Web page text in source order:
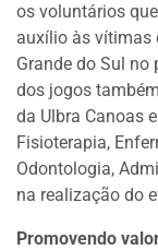
os voluntários
auxílio às vítimas
Grande do Sul no
dos jogos
da Ulbra Canoas
Fisioterapia,
Odontologia,
na realização do
Promovendo